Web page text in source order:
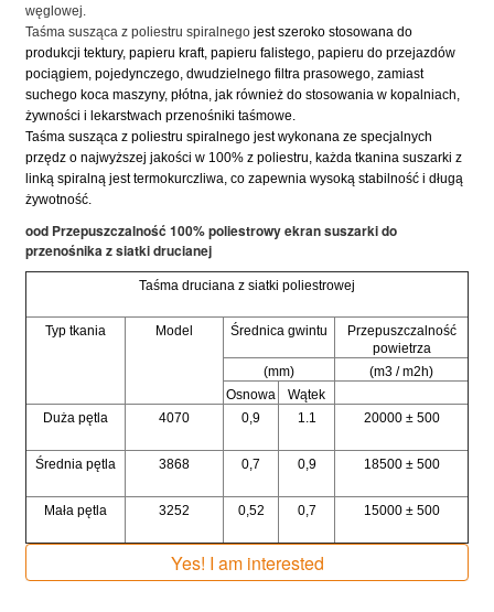
węglowej.
Taśma susząca z poliestru spiralnego jest szeroko stosowana do
produkcji tektury, papieru kraft, papieru falistego, papieru do przejazdów
pociągiem, pojedynczego, dwudzielnego filtra prasowego, zamiast
suchego koca maszyny, płótna, jak również do stosowania w kopalniach,
żywności i lekarstwach przenośniki taśmowe.
Taśma susząca z poliestru spiralnego jest wykonana ze specjalnych
przędz o najwyższej jakości w 100% z poliestru, każda tkanina suszarki z
linką spiralną jest termokurczliwa, co zapewnia wysoką stabilność i długą
żywotność.
ood Przepuszczalność 100% poliestrowy ekran suszarki do
przenośnika z siatki drucianej
Taśma druciana z siatki poliestrowej
Typ tkania Model Średnica gwintu
Przepuszczalność
powietrza
(mm)
(m3 / m2h)
Osnowa
Wątek
Duża pętla
4070 0,9 1.1 20000 ± 500
Średnia pętla 3868 0,7 0,9 18500 ± 500
Mała pętla 3252 0,52 0,7 15000 ± 500
Yes! I am interested